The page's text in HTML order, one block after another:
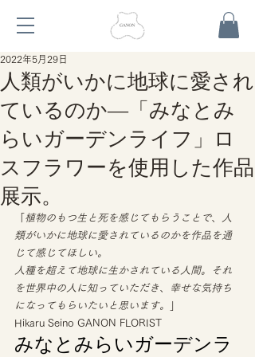
人類がいかに地球に愛され
ているのか―「みなとみ
らいガーデンライフ」ロ
スフラワーを使用した作品
展示。
2022年5月29日
植物のもつ生と死を感じてもらうことで、人
類がいかに地球に愛されているのかを作品を通
じて感じてほしい。
人種を超えて地球に生かされている人間。それ
を世界中の人に知っていただき、幸せな気持ち
になってもらいたいと思います。
Hikaru Seino GANON FLORIST
みなとみらいガーデンラ